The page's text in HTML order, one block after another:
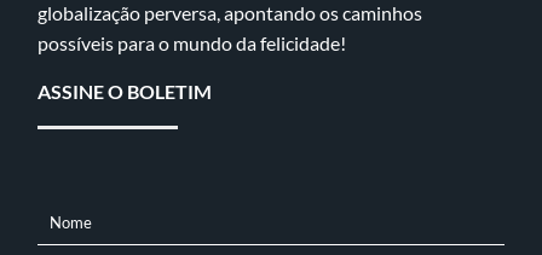
globalização perversa, apontando os caminhos
possíveis para o mundo da felicidade!
ASSINE O BOLETIM
NOME
Nome